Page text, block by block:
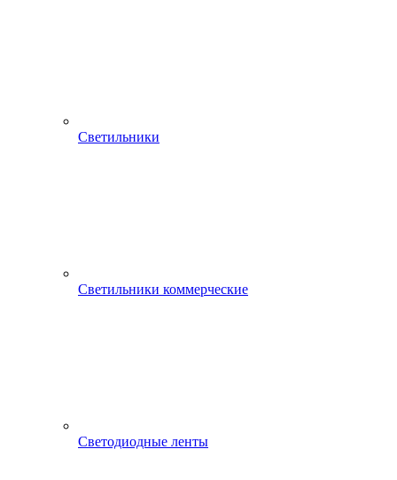
Светильники
Светильники коммерческие
Светодиодные ленты